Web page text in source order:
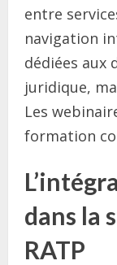
entre
navigation
dédiées aux
juridique,
Les
formation
dans la
RATP